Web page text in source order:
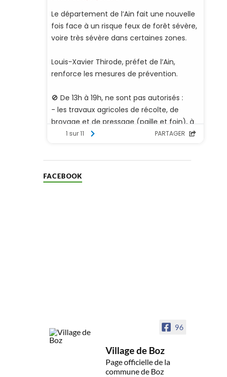
FACEBOOK
96
Village de Boz
Page officielle de la
commune de Boz